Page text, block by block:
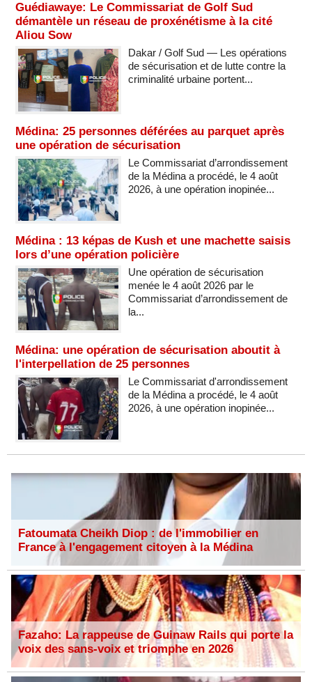
Guédiawaye: Le Commissariat de Golf Sud
démantèle un réseau de proxénétisme à la cité
Aliou Sow
Dakar / Golf Sud — Les opérations
de sécurisation et de lutte contre la
criminalité urbaine portent...
Médina: 25 personnes déférées au parquet après
une opération de sécurisation
Le Commissariat d’arrondissement
de la Médina a procédé, le 4 août
2026, à une opération inopinée...
Médina : 13 képas de Kush et une machette saisis
lors d’une opération policière
Une opération de sécurisation
menée le 4 août 2026 par le
Commissariat d’arrondissement de
la...
Médina: une opération de sécurisation aboutit à
l'interpellation de 25 personnes
Le Commissariat d'arrondissement
de la Médina a procédé, le 4 août
2026, à une opération inopinée...
Fatoumata Cheikh Diop : de l'immobilier en
France à l'engagement citoyen à la Médina
Fazaho: La rappeuse de Guinaw Rails qui porte la
voix des sans-voix et triomphe en 2026